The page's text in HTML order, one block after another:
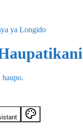
ya Longido
haupo.